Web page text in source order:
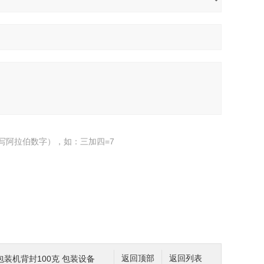
阿拉伯数字），如：三加四=7
返回列表
返回顶部
装机背封100克 包装设备